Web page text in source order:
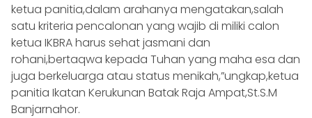
ketua panitia,dalam arahanya mengatakan,salah
satu kriteria pencalonan yang wajib di miliki calon
ketua IKBRA harus sehat jasmani dan
rohani,bertaqwa kepada Tuhan yang maha esa dan
juga berkeluarga atau status menikah,”ungkap,ketua
panitia Ikatan Kerukunan Batak Raja Ampat,St.S.M
Banjarnahor.